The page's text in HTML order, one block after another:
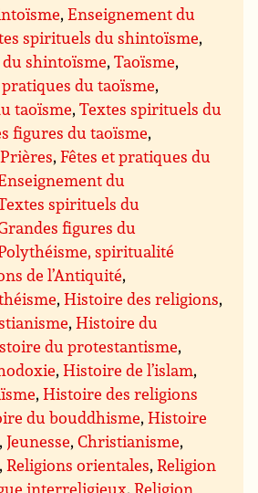
,Enseignement du
spirituels du shintoïsme,
shintoïsme,Taoïsme,
pratiques du taoïsme,
taoïsme,Textes spirituels du
figures du taoïsme,
Prières,Fêtes et pratiques du
du
spirituels du
figures du
spiritualité
de l’Antiquité,
,Histoire des religions,
,Histoire du
du protestantisme,
,Histoire de l’islam,
,Histoire des religions
du bouddhisme,Histoire
,Jeunesse,Christianisme,
,Religions orientales,Religion
interreligieux,Religion